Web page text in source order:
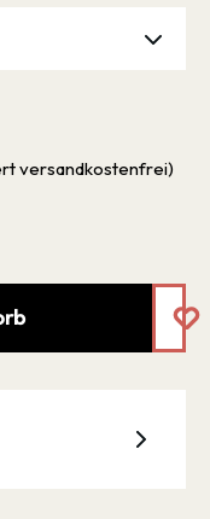
versandkostenfrei)